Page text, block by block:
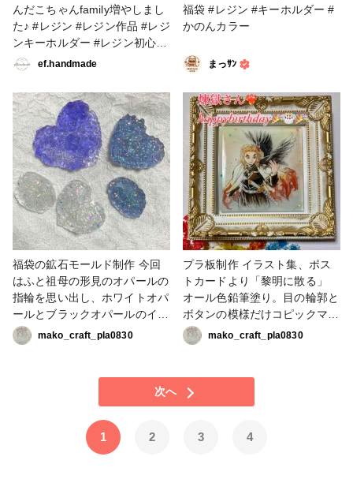
んだこちゃんfamily増やしまし
た♪ #レジン #レジン作品 #レジ
ンキーホルダー #レジン初心者
#かのんカラー #梅雨作品コン
ef.handmade
福袋 #レジン #キーホルダー #
かのんカラー
まっｻﾝ
福袋の鉱石モールド制作 今回
はふと祖母の形見のオパールの
指輪を思い出し、ホワイトオパ
ールとブラックオパールのイメ
ージで作ってみました☺️✨大き
なハートはキリッとした透明感
ナイトのイメージです💜✨ ホ
ワイトは薄い白レジンを背景に
のグレーを濃いめに、パープル
もかのんカラーです。プチイン
mako_craft_pla0830
プラ板制作 イラスト集、ポス
トカードより「黎明に散る」
オール色鉛筆塗り。目の輪郭と
ボタンの模様だけコピックマル
チライナー使用。あとは塗った
後に黒の色鉛筆で線を入れてま
背景はパステルでぼかしてま
す。 煉獄さんBDに向けてGW
成🔥要の塗り込みが1番難しか
mako_craft_pla0830
次へ
1 2 3 4